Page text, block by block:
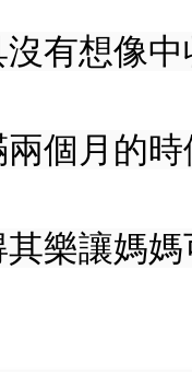
有想像
個月的
樂讓媽